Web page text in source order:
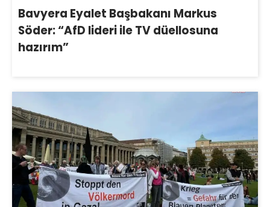
Bavyera Eyalet Başbakanı Markus
Söder: “AfD lideri ile TV düellosuna
hazırım”